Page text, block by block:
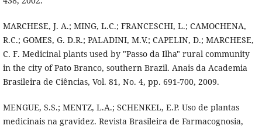
MARCHESE, J. A.; MING, L.C.; FRANCESCHI, L.; CAMOCHENA,
R.C.; GOMES, G. D.R.; PALADINI, M.V.; CAPELIN, D.; MARCHESE,
C. F. Medicinal plants used by "Passo da Ilha" rural community
in the city of Pato Branco, southern Brazil. Anais da Academia
Brasileira de Ciências, Vol. 81, No. 4, pp. 691-700, 2009.
MENGUE, S.S.; MENTZ, L.A.; SCHENKEL, E.P. Uso de plantas
medicinais na gravidez. Revista Brasileira de Farmacognosia,